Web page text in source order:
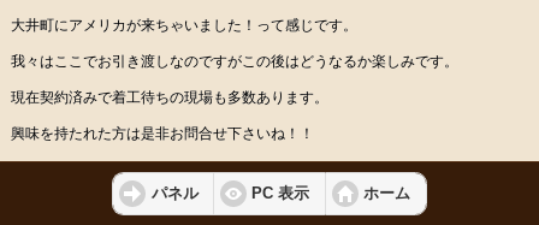
大井町にアメリカが来ちゃいました！って感じです。
我々はここでお引き渡しなのですがこの後はどうなるか楽しみです。
現在契約済みで着工待ちの現場も多数あります。
興味を持たれた方は是非お問合せ下さいね！！
パネル PC 表示 ホーム